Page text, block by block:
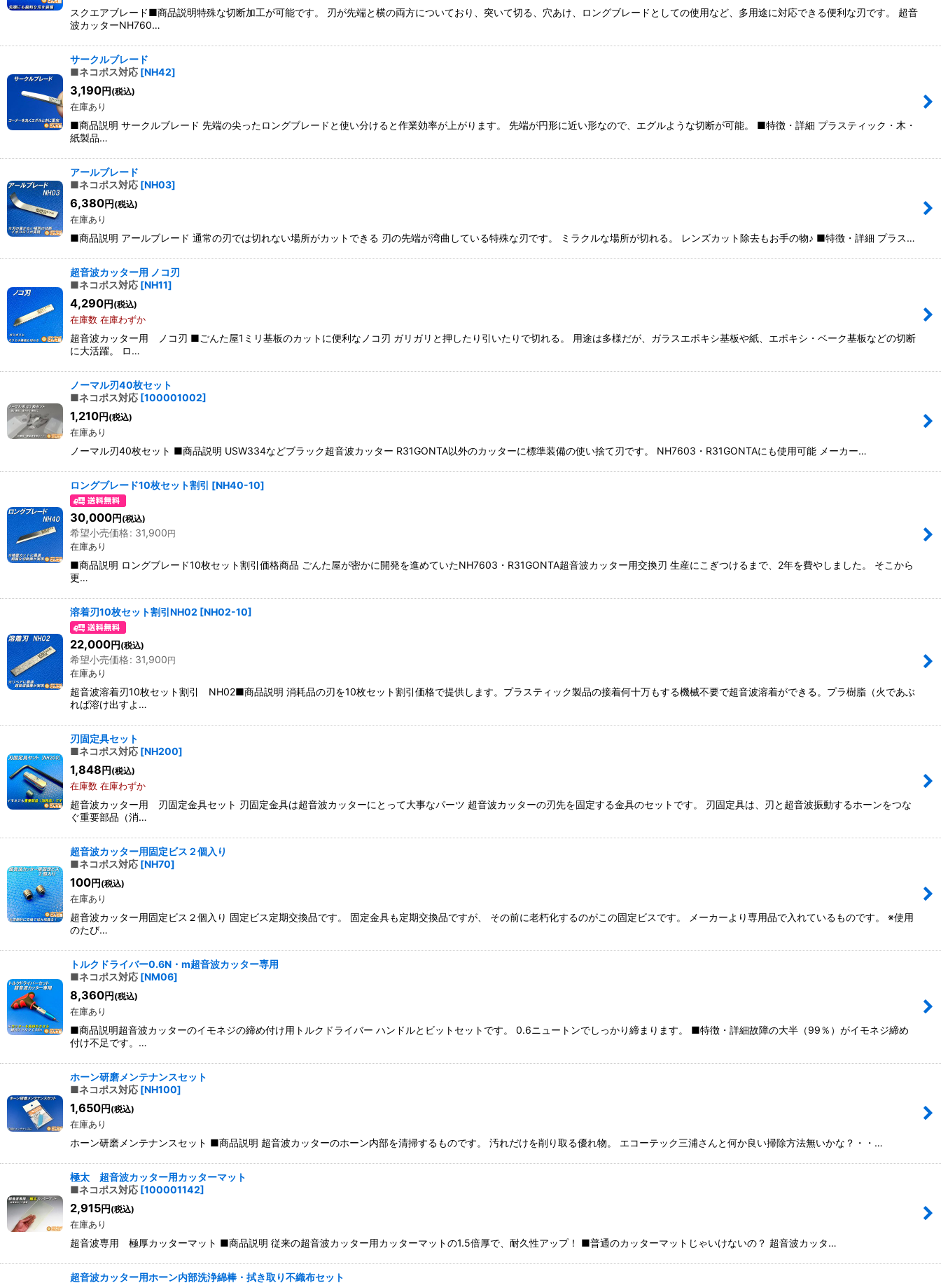
スクエアブレード■商品説明特殊な切断加工が可能です。 刃が先端と横の両方についており、突いて切る、穴あけ、ロングブレードとしての使用など、多用途に対応できる便利な刃です。 超音
波カッターNH760…
サークルブレード
■ネコポス対応 [NH42]
3,190円(税込)
在庫あり
■商品説明 サークルブレード 先端の尖ったロングブレードと使い分けると作業効率が上がります。 先端が円形に近い形なので、エグルような切断が可能。 ■特徴・詳細 プラスティック・木・
紙製品…
アールブレード
■ネコポス対応 [NH03]
6,380円(税込)
在庫あり
■商品説明 アールブレード 通常の刃では切れない場所がカットできる 刃の先端が湾曲している特殊な刃です。 ミラクルな場所が切れる。 レンズカット除去もお手の物♪ ■特徴・詳細 プラス…
超音波カッター用 ノコ刃
■ネコポス対応 [NH11]
4,290円(税込)
在庫数 在庫わずか
超音波カッター用 ノコ刃 ■ごんた屋1ミリ基板のカットに便利なノコ刃 ガリガリと押したり引いたりで切れる。 用途は多様だが、ガラスエポキシ基板や紙、エポキシ・ベーク基板などの切断
に大活躍。 ロ…
ノーマル刃40枚セット
■ネコポス対応 [100001002]
1,210円(税込)
在庫あり
ノーマル刃40枚セット ■商品説明 USW334などブラック超音波カッター R31GONTA以外のカッターに標準装備の使い捨て刃です。 NH7603・R31GONTAにも使用可能 メーカー…
ロングブレード10枚セット割引 [NH40-10]
30,000円 (税込)
希望小売価格: 31,900円
在庫あり
■商品説明 ロングブレード10枚セット割引価格商品 ごんた屋が密かに開発を進めていたNH7603・R31GONTA超音波カッター用交換刃 生産にこぎつけるまで、2年を費やしました。 そこから
更…
溶着刃10枚セット割引NH02 [NH02-10]
22,000円 (税込)
希望小売価格: 31,900円
在庫あり
超音波溶着刃10枚セット割引 NH02■商品説明 消耗品の刃を10枚セット割引価格で提供します。プラスティック製品の接着何十万もする機械不要で超音波溶着ができる。プラ樹脂（火であぶ
れば溶け出すよ…
刃固定具セット
■ネコポス対応 [NH200]
1,848 円 (税込)
在庫数 在庫わずか
超音波カッター用 刃固定金具セット 刃固定金具は超音波カッターにとって大事なパーツ 超音波カッターの刃先を固定する金具のセットです。 刃固定具は、刃と超音波振動するホーンをつな
ぐ重要部品（消…
超音波カッター用固定ビス２個入り
■ネコポス対応 [NH70]
100円 (税込)
在庫あり
超音波カッター用固定ビス２個入り 固定ビス定期交換品です。 固定金具も定期交換品ですが、 その前に老朽化するのがこの固定ビスです。 メーカーより専用品で入れているものです。 ※使用
のたび…
トルクドライバー0.6N・m超音波カッター専用
■ネコポス対応 [NM06]
8,360円 (税込)
在庫あり
■商品説明超音波カッターのイモネジの締め付け用トルクドライバー ハンドルとビットセットです。 0.6ニュートンでしっかり締まります。 ■特徴・詳細故障の大半（99％）がイモネジ締め
付け不足です。…
ホーン研磨メンテナンスセット
■ネコポス対応 [NH100]
1,650円 (税込)
在庫あり
ホーン研磨メンテナンスセット ■商品説明 超音波カッターのホーン内部を清掃するものです。 汚れだけを削り取る優れ物。 エコーテック三浦さんと何か良い掃除方法無いかな？・・…
極太 超音波カッター用カッターマット
■ネコポス対応 [100001142]
2,915円 (税込)
在庫あり
超音波専用 極厚カッターマット ■商品説明 従来の超音波カッター用カッターマットの1.5倍厚で、耐久性アップ！ ■普通のカッターマットじゃいけないの？ 超音波カッタ…
超音波カッター用ホーン内部洗浄綿棒・拭き取り不織布セット